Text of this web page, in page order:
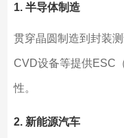
1. 半导体制造
贯穿晶圆制造到封装
CVD设备等提供ESC
性。
2. 新能源汽车